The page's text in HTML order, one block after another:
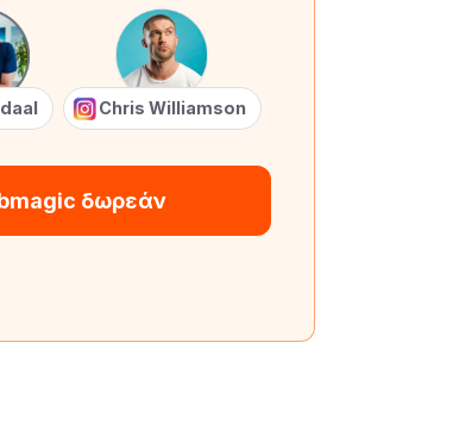
Chris Williamson
δωρεάν